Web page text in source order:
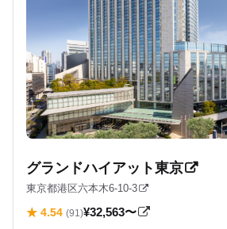
グランドハイアット東京
東京都港区六本木6-10-3
★ 4.54(91)¥32,563〜